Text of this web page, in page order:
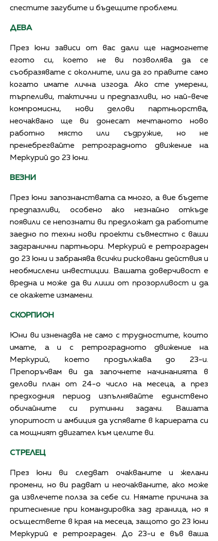
спестите загубите и бъдещите проблеми.
ДЕВА
През юни зависи от вас дали ще надмогнете
егото си, което не ви позволява да се
съобразявате с околните, или да го правите само
когато имате лична изгода. Ако сте умерени,
търпеливи, тактични и предпазливи, но най-вече
компромисни, нови делови партньорства,
неочаквано ще ви донесат мечтаното ново
работно място или съдружие, но не
пренебрегвайте ретроградното движение на
Меркурий до 23 юни.
ВЕЗНИ
През юни запознанствата са много, а вие бъдете
предпазливи, особено ако незнайно откъде
появили се непознати ви предложат да работите
заедно по техни нови проекти съвместно с ваши
задгранични партньори. Меркурий е ретрограден
до 23 юни и забранява всички рисковани действия и
необмислени инвестиции. Вашата доверчивост е
вредна и може да ви лиши от прозорливост и да
се окажете измамени.
СКОРПИОН
Юни ви изненадва не само с трудностите, които
имате, а и с ретроградното движение на
Меркурий, което продължава до 23-и.
Препоръчвам ви да започнете начинанията в
делови план от 24-о число на месеца, а през
предходния период изпълнявайте единствено
обичайните си рутинни задачи. Вашата
упоритост и амбиция да успявате в кариерата си
са мощният двигател към целите ви.
СТРЕЛЕЦ
През юни ви следват очакваните и желани
промени, но ви радват и неочакваните, ако може
да извлечете полза за себе си. Нямате причина за
притеснение при командировка зад граница, но я
осъществете в края на месеца, защото до 23 юни
Меркурий е ретрограден. До 23-и е във ваша